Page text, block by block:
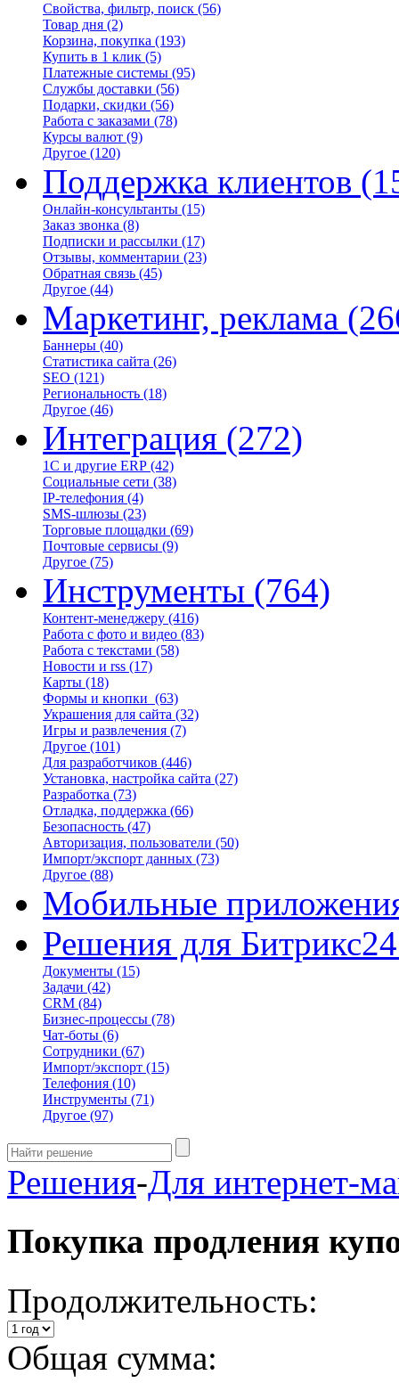
Свойства, фильтр, поиск (56)
Товар дня (2)
Корзина, покупка (193)
Купить в 1 клик (5)
Платежные системы (95)
Службы доставки (56)
Подарки, скидки (56)
Работа с заказами (78)
Курсы валют (9)
Другое (120)
Поддержка клиентов
Онлайн-консультанты (15)
Заказ звонка (8)
Подписки и рассылки (17)
Отзывы, комментарии (23)
Обратная связь (45)
Другое (44)
Маркетинг, реклама
Баннеры (40)
Статистика сайта (26)
SEO (121)
Региональность (18)
Другое (46)
Интеграция (272)
1С и другие ERP (42)
Социальные сети (38)
IP-телефония (4)
SMS-шлюзы (23)
Торговые площадки (69)
Почтовые сервисы (9)
Другое (75)
Инструменты (764)
Контент-менеджеру (416)
Работа с фото и видео (83)
Работа с текстами (58)
Новости и rss (17)
Карты (18)
Формы и кнопки (63)
Украшения для сайта (32)
Игры и развлечения (7)
Другое (101)
Для разработчиков (446)
Установка, настройка сайта (27)
Разработка (73)
Отладка, поддержка (66)
Безопасность (47)
Авторизация, пользователи (50)
Импорт/экспорт данных (73)
Другое (88)
Мобильные
Решения для Битрикс24
Документы (15)
Задачи (42)
CRM (84)
Бизнес-процессы (78)
Чат-боты (6)
Сотрудники (67)
Импорт/экспорт (15)
Телефония (10)
Инструменты (71)
Другое (97)
Решения-Для интернет-
Покупка продления
Продолжительность:
Общая сумма: